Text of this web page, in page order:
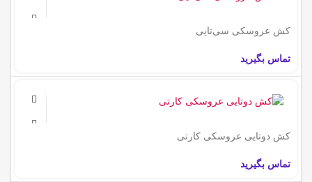
کش عروسکی سی‌تایی
تماس بگیرید
کش دو‌تایی عروسکی کارتی
تماس بگیرید